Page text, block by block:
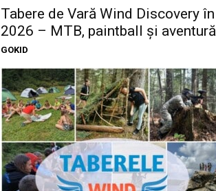
Tabere de Vară Wind Discovery în
2026 – MTB, paintball și aventură
GOKID